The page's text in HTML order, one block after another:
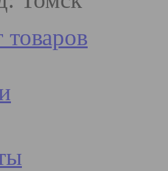
товаров